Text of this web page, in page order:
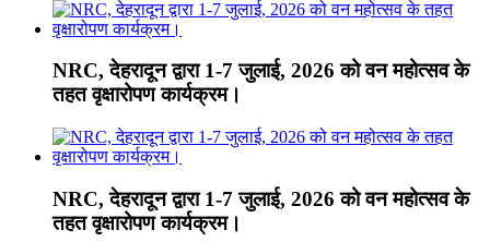
NRC, देहरादून द्वारा 1-7 जुलाई, 2026 को वन महोत्सव के
तहत वृक्षारोपण कार्यक्रम।
NRC, देहरादून द्वारा 1-7 जुलाई, 2026 को वन महोत्सव के
तहत वृक्षारोपण कार्यक्रम।